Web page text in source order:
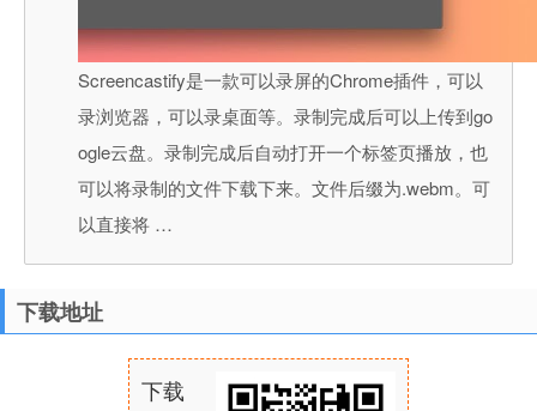
Screencastify是一款可以录屏的Chrome插件，可以
录浏览器，可以录桌面等。录制完成后可以上传到go
ogle云盘。录制完成后自动打开一个标签页播放，也
可以将录制的文件下载下来。文件后缀为.webm。可
以直接将 …
下载地址
下载